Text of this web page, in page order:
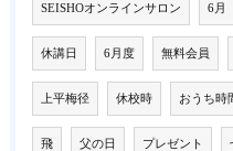
SEISHOオンラインサロン 6月
休講日 6月度 無料会員
上平梅径 休校時 おうち時
飛 父の日 プレゼント